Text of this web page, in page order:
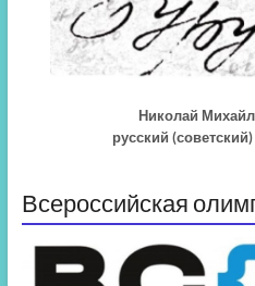
Николай
русский
Всероссийская